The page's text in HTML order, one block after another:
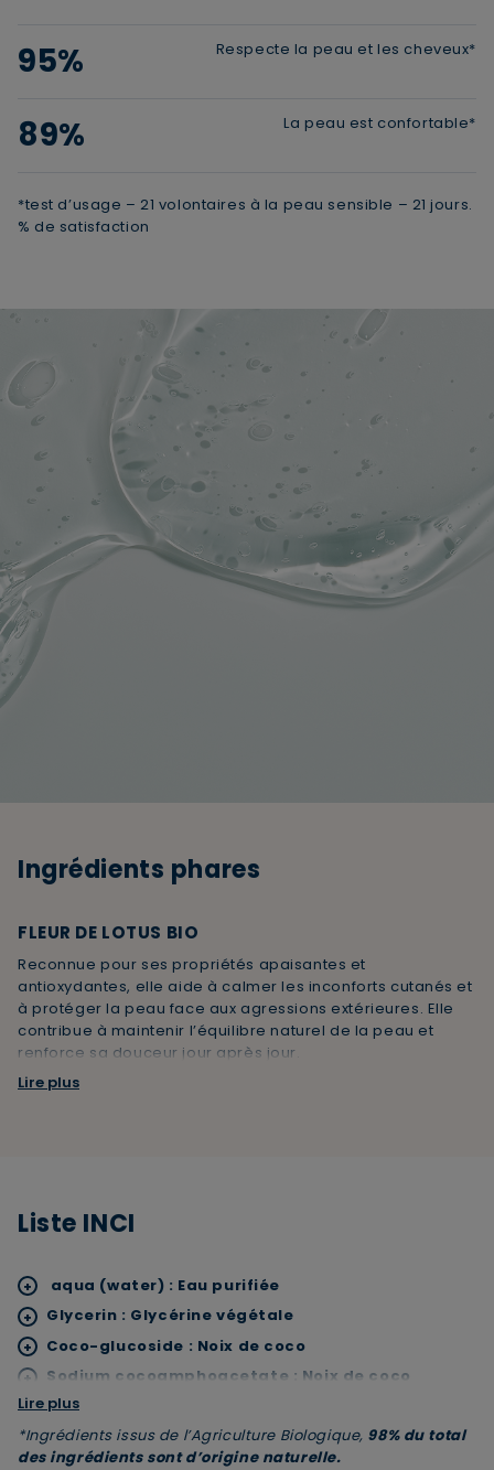
Voulez-vous vraiment supprimer le produit suivant
du panier ?
ANNULER
95%
Respecte la peau et les cheveux*
89% La peau est confortable*
*test d’usage – 21 volontaires à la peau sensible – 21 jours.
% de satisfaction
Ingrédients phares
FLEUR DE LOTUS BIO
Reconnue pour ses propriétés apaisantes et
antioxydantes, elle aide à calmer les inconforts cutanés et
à protéger la peau face aux agressions extérieures. Elle
contribue à maintenir l’équilibre naturel de la peau et
renforce sa douceur jour après jour.
GLYCERINE VEGETALE
Lire plus
Liste INCI
+ aqua (water) : Eau purifiée
+ Glycerin : Glycérine végétale
+ Coco-glucoside : Noix de coco
+ Sodium cocoamphoacetate : Noix de coco
+
Helianthus annuus (sunflower) seed oil* : Huile de
tournesol bio
+ Xanthan gum : Gélifiant
Lire plus
*Ingrédients issus de l’Agriculture Biologique, 98% du total
des ingrédients sont d’origine naturelle.
En renseignant votre adresse e-mail, vous acceptez de
recevoir des communications par e-mail de la part de
Rivadouce et Milton, son partenaire Hygiène Maison.